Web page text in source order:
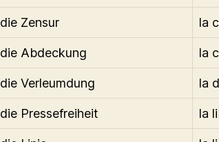
die Zensur la
die Abdeckung la
die Verleumdung la
die Pressefreiheit la